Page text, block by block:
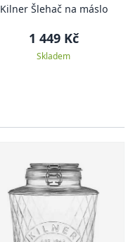
Kilner Šlehač na máslo
1 449 Kč
Skladem